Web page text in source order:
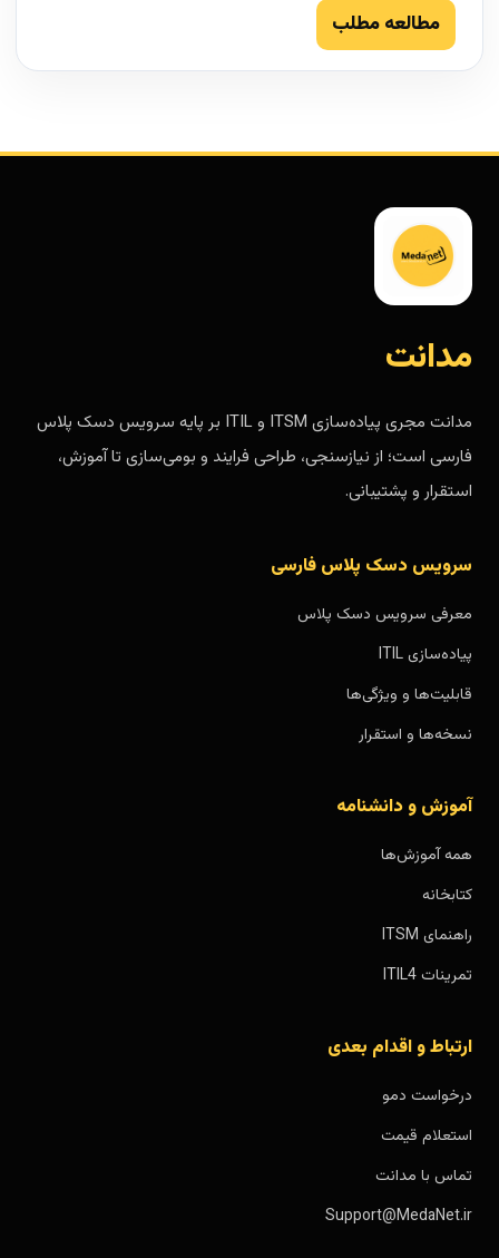
مطالعه مطلب
مدانت
مدانت مجری پیاده‌سازی ITSM و ITIL بر پایه سرویس دسک پلاس
فارسی است؛ از نیازسنجی، طراحی فرایند و بومی‌سازی تا آموزش،
استقرار و پشتیبانی.
سرویس دسک پلاس فارسی
معرفی سرویس دسک پلاس
پیاده‌سازی ITIL
قابلیت‌ها و ویژگی‌ها
نسخه‌ها و استقرار
آموزش و دانشنامه
همه آموزش‌ها
کتابخانه
راهنمای ITSM
تمرینات ITIL4
ارتباط و اقدام بعدی
درخواست دمو
استعلام قیمت
تماس با مدانت
Support@MedaNet.ir